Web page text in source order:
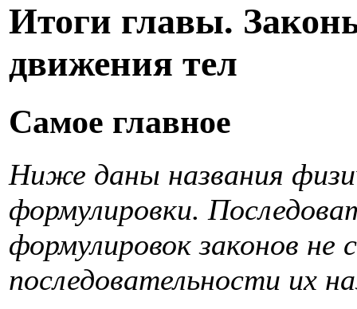
Итоги главы.
движения тел
Самое главное
Ниже даны названия
формулировки.
формулировок законов не
последовательности их